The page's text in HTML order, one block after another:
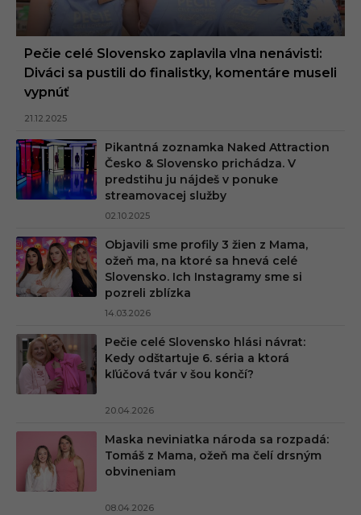
Pečie celé Slovensko zaplavila vlna nenávisti:
Diváci sa pustili do finalistky, komentáre museli
vypnúť
21.12.2025
Pikantná zoznamka Naked Attraction
Česko & Slovensko prichádza. V
predstihu ju nájdeš v ponuke
streamovacej služby
02.10.2025
Objavili sme profily 3 žien z Mama,
ožeň ma, na ktoré sa hnevá celé
Slovensko. Ich Instagramy sme si
pozreli zblízka
14.03.2026
Pečie celé Slovensko hlási návrat:
Kedy odštartuje 6. séria a ktorá
kľúčová tvár v šou končí?
20.04.2026
Maska neviniatka národa sa rozpadá:
Tomáš z Mama, ožeň ma čelí drsným
obvineniam
08.04.2026